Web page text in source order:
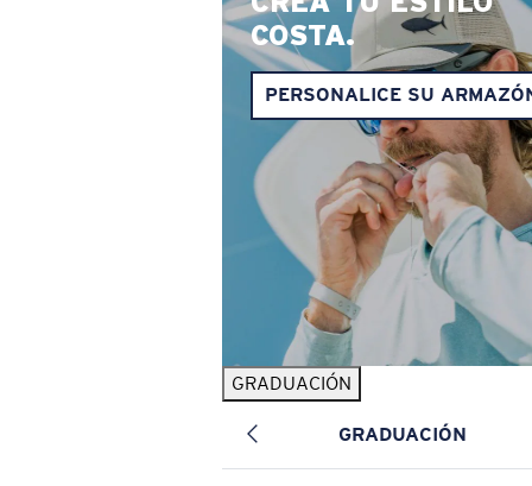
COSTA.
PERSONALICE SU
GRADUACIÓN
GRADUACIÓN